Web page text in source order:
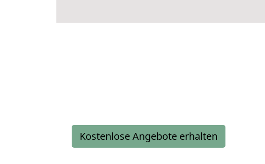
Kostenlose Angebote erhalten